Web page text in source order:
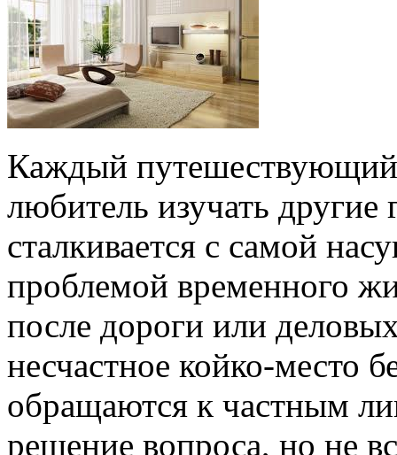
Каждый путешествующий
любитель изучать другие
сталкивается с самой
проблемой временного
после дороги или
несчастное койко-место
обращаются к частным
решение вопроса, но не